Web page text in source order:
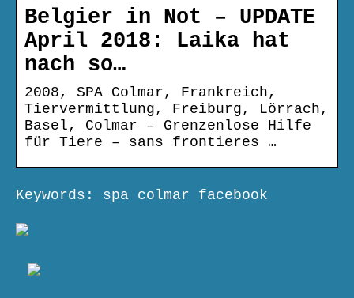
Belgier in Not – UPDATE
April 2018: Laika hat
nach so…
2008, SPA Colmar, Frankreich,
Tiervermittlung, Freiburg, Lörrach,
Basel, Colmar – Grenzenlose Hilfe
für Tiere – sans frontieres …
Keywords: spa colmar facebook